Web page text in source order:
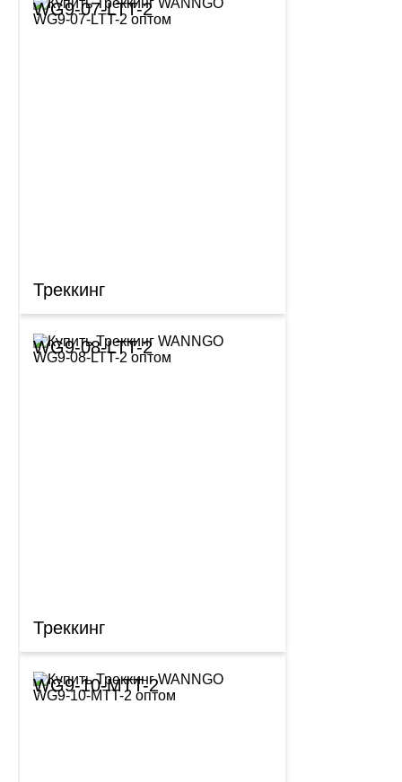
WG9-07-LTT-2
Треккинг
WG9-08-LTT-2
Треккинг
WG9-10-MTT-2